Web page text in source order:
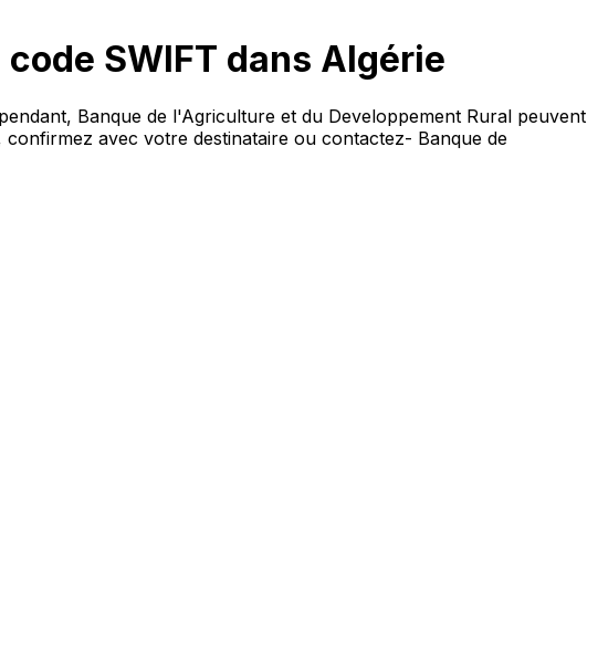
SWIFT dans Algérie
Banque de l'Agriculture et du Developpement Rural peuvent
avec votre destinataire ou contactez- Banque de